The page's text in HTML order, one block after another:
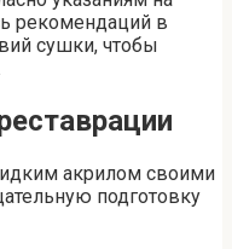
рекомендаций в
сушки, чтобы
акрилом своими
подготовку